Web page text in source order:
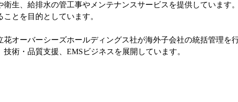
衛生、給排水の管工事やメンテナンスサービスを提供していま
とを目的としています。
花オーバーシーズホールディングス社が海外子会社の統括管理
術・品質支援、EMSビジネスを展開しています。